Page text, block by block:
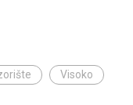
Visoko